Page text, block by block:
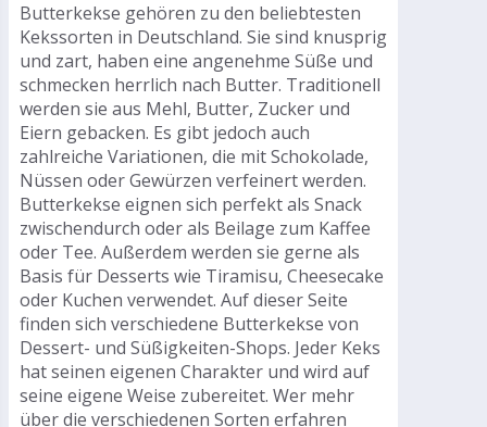
Butterkekse gehören zu den beliebtesten
Kekssorten in Deutschland. Sie sind knusprig
und zart, haben eine angenehme Süße und
schmecken herrlich nach Butter. Traditionell
werden sie aus Mehl, Butter, Zucker und
Eiern gebacken. Es gibt jedoch auch
zahlreiche Variationen, die mit Schokolade,
Nüssen oder Gewürzen verfeinert werden.
Butterkekse eignen sich perfekt als Snack
zwischendurch oder als Beilage zum Kaffee
oder Tee. Außerdem werden sie gerne als
Basis für Desserts wie Tiramisu, Cheesecake
oder Kuchen verwendet. Auf dieser Seite
finden sich verschiedene Butterkekse von
Dessert- und Süßigkeiten-Shops. Jeder Keks
hat seinen eigenen Charakter und wird auf
seine eigene Weise zubereitet. Wer mehr
über die verschiedenen Sorten erfahren